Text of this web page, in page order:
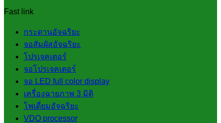
Fast link
กระดานอัจฉริยะ
จอสัมผัสอัจฉริยะ
โปรเจคเตอร์
จอโปรเจคเตอร์
จอ LED full color display
เครื่องฉายภาพ 3 มิติ
โพเดี่ยมอัจฉริยะ
VDO processor